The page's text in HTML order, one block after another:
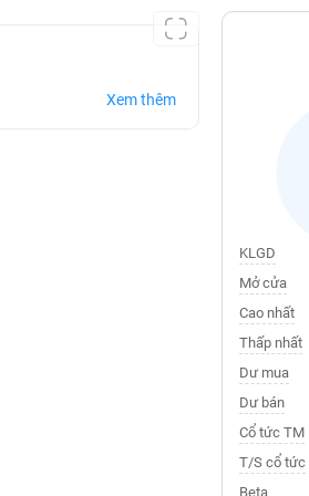
Xem thêm
KLGD
Mở cửa
Cao nhất
Thấp nhất
Dư mua
Dư bán
Cổ tức TM
T/S cổ tức
Beta